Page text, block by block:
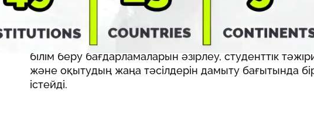
Азиядан таңдалған жалғыз жоғары оқу орны ретінде
университеттердің болашағын қалыптастыруға
халықаралық қауымдастықта өңірдің атынан
білім беру бағдарламаларын әзірлеу, студенттік
және оқытудың жаңа тәсілдерін дамыту бағытында
істейді.